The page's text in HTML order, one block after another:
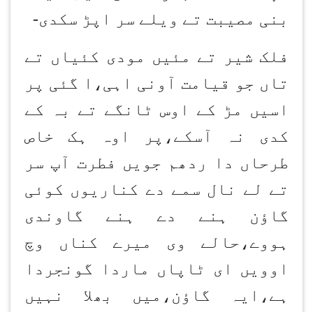
بنی مصیبت تے ویلے سر اپڑ سکدی-
فلک شیر تے مئیں مودی کئیاں تے
تاں جو قیامت آونی اہی،ا گئی پر
اسیں مڑ کے اوس ٹانگے تے بہ کے
کدی نہ آسکے،پر اوہ ہک خاص
طرحاں دا ردھم جویں فطرت آپ سر
تے لے نال سمے دے کناریوں کوئی
گاؤن ہنے دے ہنے گاوندی
ہووے،حالے وی میرے کناں وچ
اوویں ای ٹاپاں ماردا گونجردا
ہے،ایہ گاؤن،میں بھلا نہیں